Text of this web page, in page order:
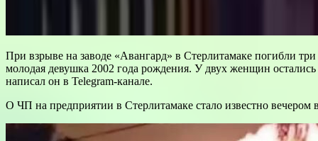
При взрыве на заводе «Авангард» в Стерлитамаке погибли
молодая девушка 2002 года рождения. У двух женщин
написал он в Telegram-канале.
О ЧП на предприятии в Стерлитамаке стало известно